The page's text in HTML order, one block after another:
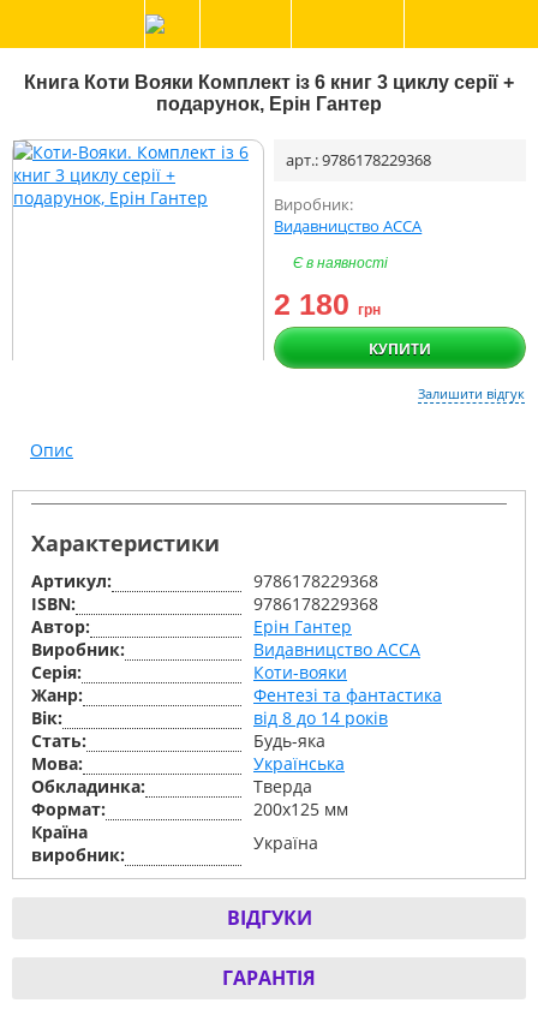
Книга Коти Вояки Комплект із 6 книг 3 циклу серії +
подарунок, Ерін Гантер
арт.: 9786178229368
Виробник:
Видавницство АССА
Є в наявності
2 180грн
КУПИТИ
Залишити відгук
Опис
Характеристики
Артикул:
9786178229368
ISBN:
9786178229368
Автор:
Ерін Гантер
Виробник:
Видавницство АССА
Серiя:
Коти-вояки
Жанр:
Фентезі та фантастика
Вік:
від 8 до 14 років
Стать:
Будь-яка
Мова:
Українська
Обкладинка:
Тверда
Формат:
200х125 мм
Країна
виробник:
Україна
ВІДГУКИ
ГАРАНТІЯ